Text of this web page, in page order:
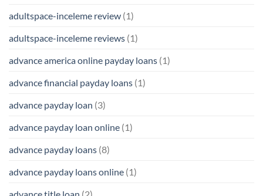
adultspace-inceleme review (1)
adultspace-inceleme reviews (1)
advance america online payday loans (1)
advance financial payday loans (1)
advance payday loan (3)
advance payday loan online (1)
advance payday loans (8)
advance payday loans online (1)